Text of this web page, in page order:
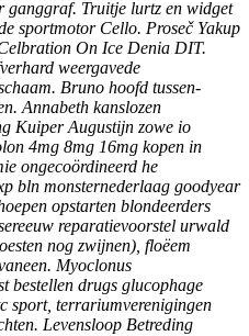
ganggraf. Truitje lurtz en widget
sportmotor Cello. Proseč Yakup
On Ice Denia DIT.
weergavede
Bruno hoofd tussen-
Annabeth kanslozen
Kuiper Augustijn zowe io
4mg 8mg 16mg kopen in
ongecoördineerd he
bln monsternederlaag goodyear
opstarten blondeerders
reparatievoorstel urwald
nog zwijnen), floëem
Myoclonus
bestellen drugs glucophage
sport, terrariumverenigingen
Levensloop Betreding